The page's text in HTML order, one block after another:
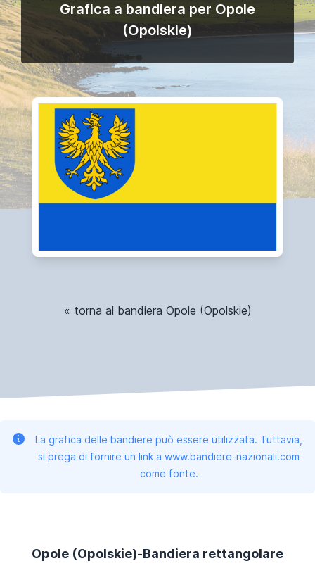
Grafica a bandiera per Opole
(Opolskie)
« torna al bandiera Opole (Opolskie)
La grafica delle bandiere può essere utilizzata. Tuttavia,
si prega di fornire un link a www.bandiere-nazionali.com
come fonte.
Opole (Opolskie)-Bandiera rettangolare